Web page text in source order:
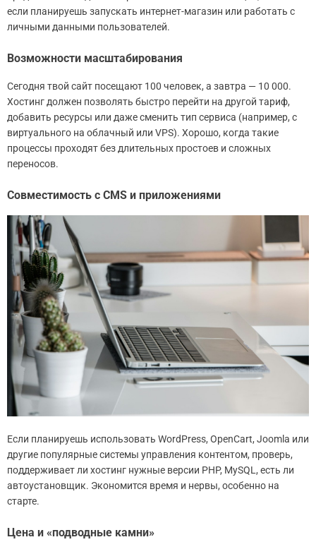
если планируешь запускать интернет-магазин или работать с
личными данными пользователей.
Возможности масштабирования
Сегодня твой сайт посещают 100 человек, а завтра — 10 000.
Хостинг должен позволять быстро перейти на другой тариф,
добавить ресурсы или даже сменить тип сервиса (например, с
виртуального на облачный или VPS). Хорошо, когда такие
процессы проходят без длительных простоев и сложных
переносов.
Совместимость с CMS и приложениями
Если планируешь использовать WordPress, OpenCart, Joomla или
другие популярные системы управления контентом, проверь,
поддерживает ли хостинг нужные версии PHP, MySQL, есть ли
автоустановщик. Экономится время и нервы, особенно на
старте.
Цена и «подводные камни»